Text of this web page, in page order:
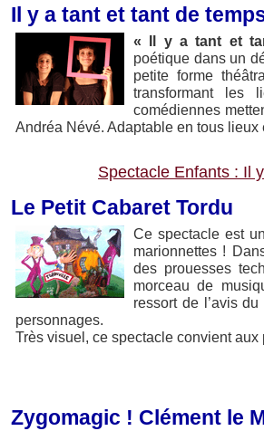
Il y a tant et tant de
« Il y a tant et
poétique dans un
petite forme
transformant les
comédiennes
Andréa Névé. Adaptable en tous
Spectacle Enfants : Il
Le Petit Cabaret Tordu
Ce spectacle est
marionnettes !
des prouesses
morceau de
ressort de l’avis
personnages.
Très visuel, ce spectacle convient
Zygomagic ! Clément le